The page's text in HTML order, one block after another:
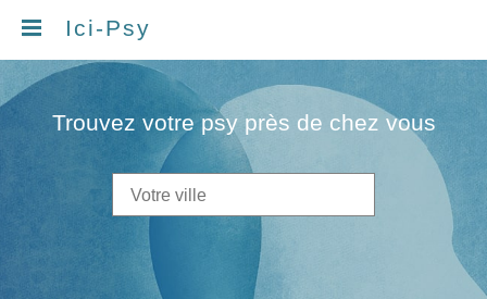
Ici-Psy
Trouvez votre psy près de chez vous